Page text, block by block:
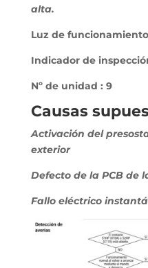
alta.
Luz de
Indicador de
Nº de unidad : 9
Causas
Activación del
exterior
Defecto de la PCB de
Fallo eléctrico